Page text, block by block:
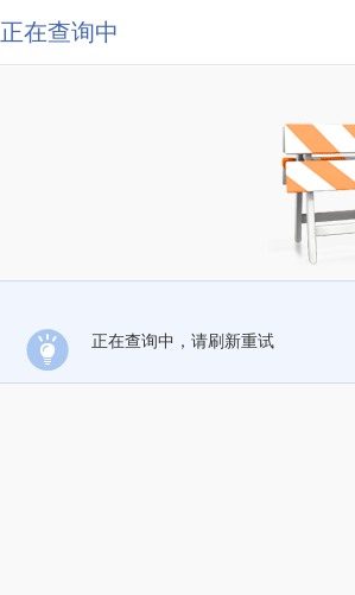
正在查询中
正在查询中，请刷新重试